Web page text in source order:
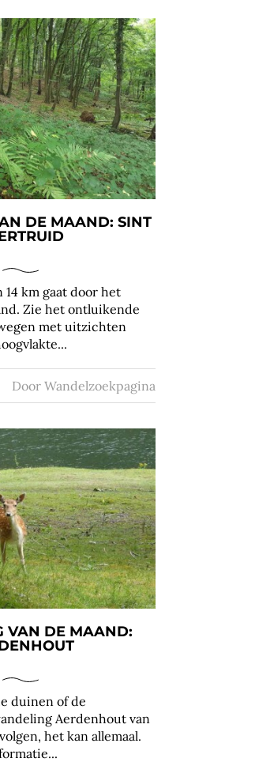
DE MAAND: SINT
14 km gaat door het
Zie het ontluikende
met uitzichten
Door Wandelzoekpagina
VAN DE MAAND:
duinen of de
Aerdenhout van
het kan allemaal.